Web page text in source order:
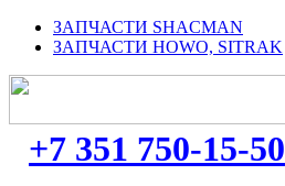
ЗАПЧАСТИ SHACMAN
ЗАПЧАСТИ HOWO, SITRAK
+7 351 750-15-50